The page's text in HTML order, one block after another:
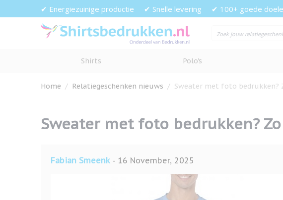
Ga naar de inhoud✔ Energiezuinige productie ✔ Snelle levering ✔ 100+ goede
Shirts Polo's
Home / Relatiegeschenken nieuws / Sweater met foto bedrukken?
Sweater met foto bedrukken?
Fabian Smeenk - 16 November, 2025